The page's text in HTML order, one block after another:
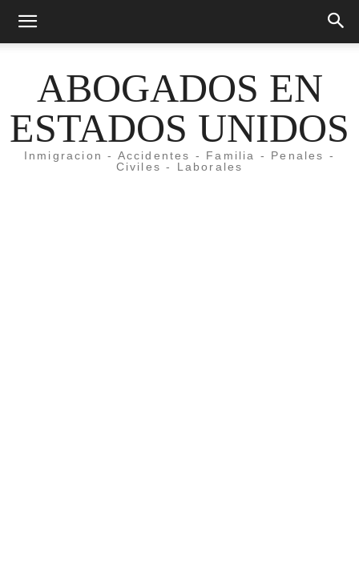
ABOGADOS EN
ESTADOS UNIDOS
Inmigracion - Accidentes - Familia - Penales -
Civiles - Laborales